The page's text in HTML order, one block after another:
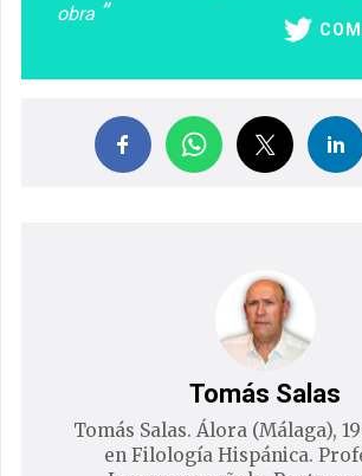
obra
Tomás Salas
Tomás Salas. Álora (Málaga),
en Filología Hispánica.